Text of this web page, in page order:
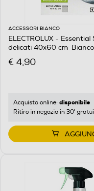
ACCESSORI BIANCO
ELECTROLUX -
delicati 40x60 cm-Bianco
€ 4,90
Acquisto online: disponibile
Ritiro in negozio in 30'